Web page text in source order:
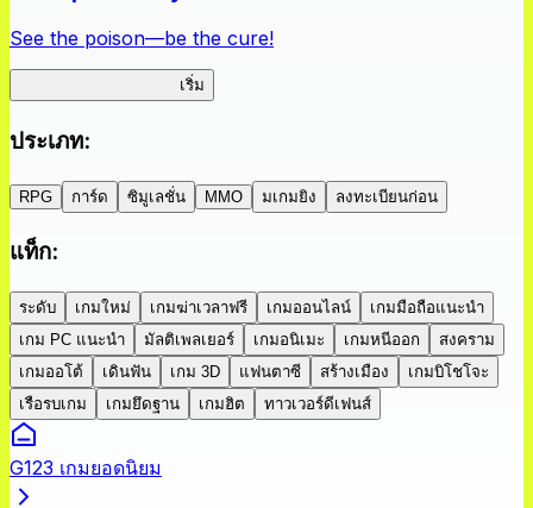
See the poison—be the cure!
เริ่ม
ประเภท:
RPG การ์ด ซิมูเลชั่น MMO มเกมยิง ลงทะเบียนก่อน
แท็ก:
ระดับ เกมใหม่ เกมฆ่าเวลาฟรี เกมออนไลน์
เกมมือถือแนะนำ
เกม PC แนะนำ
มัลติเพลเยอร์ เกมอนิเมะ เกมหนีออก
สงคราม
เกมออโต้
เดินฟัน เกม 3D แฟนตาซี สร้างเมือง
เกมบิโชโจะ
เรือรบเกม
เกมยึดฐาน เกมฮิต ทาวเวอร์ดีเฟนส์
G123 เกมยอดนิยม